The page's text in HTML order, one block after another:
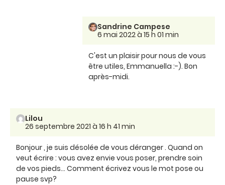
Sandrine Campese
6 mai 2022 à 15 h 01 min
C'est un plaisir pour nous de vous
être utiles, Emmanuella :-). Bon
après-midi.
Lilou
26 septembre 2021 à 16 h 41 min
Bonjour , je suis désolée de vous déranger . Quand on
veut écrire : vous avez envie vous poser, prendre soin
de vos pieds... Comment écrivez vous le mot pose ou
pause svp?